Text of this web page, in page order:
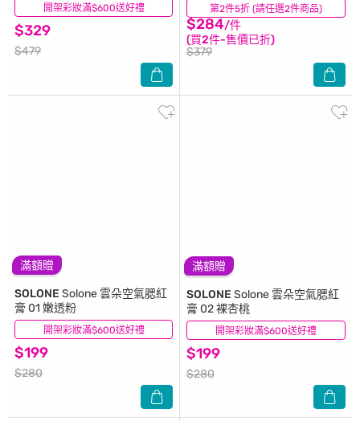
開架彩妝滿$600送好禮
$329
$479
(3) 第2件5折 (請任選2件商品)
$284/件
(買2件-售價已折)
$379
(5)
滿額贈
開架彩妝滿$600送好禮
SOLONE Solone 雲朵空氣腮紅
膏 01 嫩透粉
$199
$280
(15)
滿額贈
開架彩妝滿$600送好禮
SOLONE Solone 雲朵空氣腮紅
膏 02 裸杏桃
$199
$280
(30)